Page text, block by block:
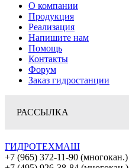
О компании
Продукция
Реализация
Напишите нам
Помощь
Контакты
Форум
Заказ гидростанции
РАССЫЛКА
ГИДРОТЕХМАШ
+7 (965) 372-11-90 (многокан.)